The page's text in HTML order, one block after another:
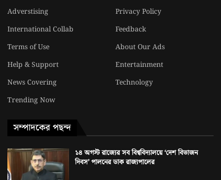
Adverstising
Privacy Policy
International Collab
Feedback
Terms of Use
About Our Ads
Help & Support
Entertainment
News Covering
Technology
Trending Now
সম্পাদকের পছন্দ
১৪ অগস্ট রাজ্যের সব বিশ্ববিদ্যালয়ে ‘দেশ বিভাজন
দিবস’ পালনের ডাক রাজ্যপালের